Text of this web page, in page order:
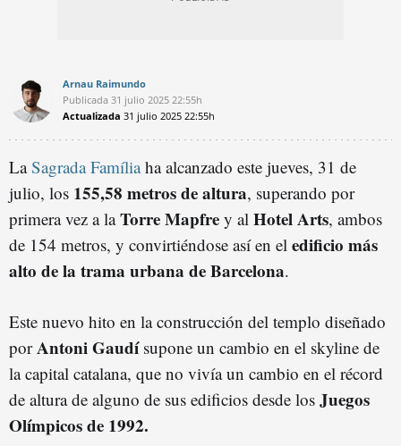
Arnau Raimundo
Publicada 31 julio 2025 22:55h
Actualizada 31 julio 2025 22:55h
LaSagrada Famíliaha alcanzado este jueves, 31 de
julio, los 155,58 metros de altura, superando por
primera vez a laTorre Mapfre y al Hotel Arts, ambos
de 154 metros, y convirtiéndose así en el edificio más
alto de la trama urbana de Barcelona.
Este nuevo hito en la construcción del templo diseñado
porAntoni Gaudísupone un cambio en el skyline de
la capital catalana, que no vivía un cambio en el récord
de altura de alguno de sus edificios desde los Juegos
Olímpicos de 1992.